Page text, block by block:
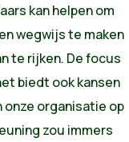
kan helpen om
wegwijs te maken
te rijken. De focus
biedt ook kansen
onze organisatie op
zou immers